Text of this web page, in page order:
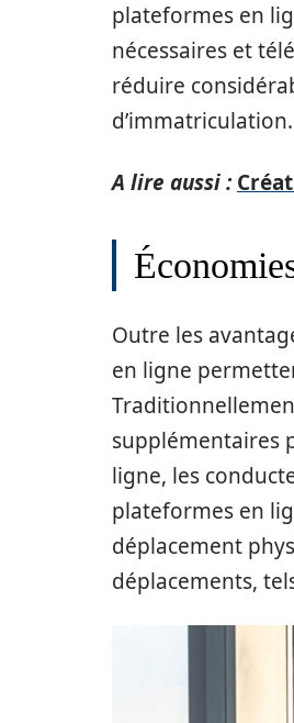
plateformes en
nécessaires et
réduire
d’immatriculation.
A lire aussi :
Outre les
en ligne
supplémentaires
ligne, les
plateformes en
déplacement
déplacements,